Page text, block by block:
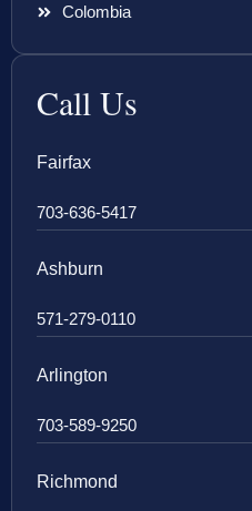
Colombia
Call Us
Fairfax
703-636-5417
Ashburn
571-279-0110
Arlington
703-589-9250
Richmond